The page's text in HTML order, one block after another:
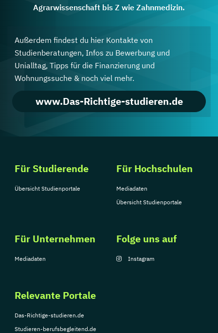
Agrarwissenschaft bis Z wie Zahnmedizin.
Außerdem findest du hier Kontakte von
Studienberatungen, Infos zu Bewerbung und
Unialltag, Tipps für die Finanzierung und
Wohnungssuche & noch viel mehr.
www.Das-Richtige-studieren.de
Für Studierende
Übersicht Studienportale
Für Hochschulen
Mediadaten
Übersicht Studienportale
Für Unternehmen
Mediadaten
Relevante Portale
Das-Richtige-studieren.de
Studieren-berufsbegleitend.de
Folge uns auf
Instagram